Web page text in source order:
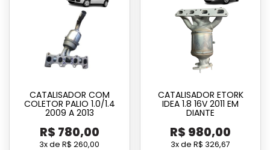
CATALISADOR COM
COLETOR PALIO 1.0/1.4
2009 A 2013
R$ 780,00
3x deR$ 260,00
CATALISADOR ETORK
IDEA 1.8 16V 2011 EM
DIANTE
R$ 980,00
3x deR$ 326,67